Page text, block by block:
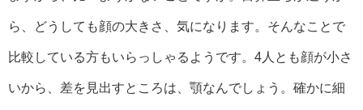
ら、どうしても顔の大きさ、気になります。そんなことで
比較している方もいらっしゃるようです。4人とも顔が小さ
いから、差を見出すところは、顎なんでしょう。確かに細